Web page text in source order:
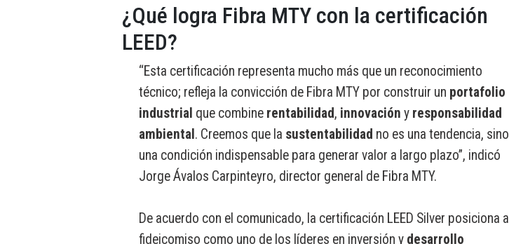
¿Qué logra Fibra MTY con la certificación
LEED?
“Esta certificación representa mucho más que un reconocimiento
técnico; refleja la convicción de Fibra MTY por construir un portafolio
industrial que combine rentabilidad, innovación y responsabilidad
ambiental . Creemos que la sustentabilidad no es una tendencia, sino
una condición indispensable para generar valor a largo plazo”, indicó
Jorge Ávalos Carpinteyro, director general de Fibra MTY.
De acuerdo con el comunicado, la certificación LEED Silver posiciona al
fideicomiso como uno de los líderes en inversión y desarrollo